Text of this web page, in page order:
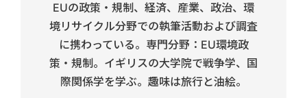
EUの政策・規制、経済、産業、政治、環
境リサイクル分野での執筆活動および調査
に携わっている。専門分野：EU環境政
策・規制。イギリスの大学院で戦争学、国
際関係学を学ぶ。趣味は旅行と油絵。